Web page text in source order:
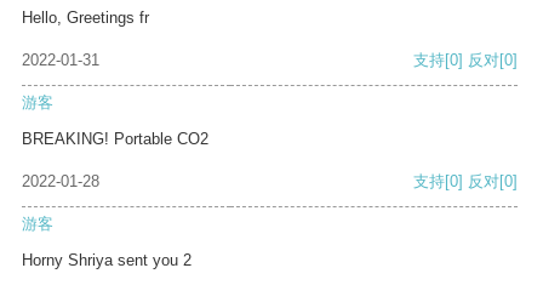
Hello, Greetings fr
2022-01-31 支持[0] 反对[0]
游客
BREAKING! Portable CO2
2022-01-28 支持[0] 反对[0]
游客
Horny Shriya sent you 2